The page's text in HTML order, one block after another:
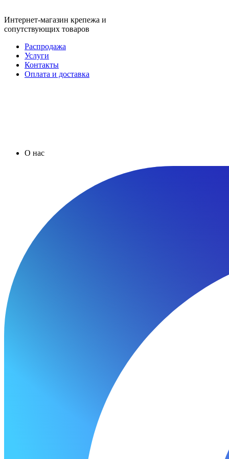
Интернет-магазин крепежа и
сопутствующих товаров
Распродажа
Услуги
Контакты
Оплата и доставка
О нас